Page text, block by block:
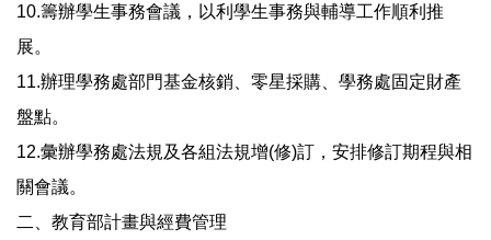
10.籌辦學生事務會議，以利學生事務與輔導工作順利推
展。
11.辦理學務處部門基金核銷、零星採購、學務處固定財產
盤點。
12.彙辦學務處法規及各組法規增(修)訂，安排修訂期程與相
關會議。
二、教育部計畫與經費管理